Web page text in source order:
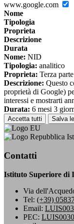
www.google.com
Nome
Tipologia
Proprieta
Descrizione
Durata
Nome: NID
Tipologia: analitico
Proprieta: Terza parte
Descrizione: Questo
proprietà di Google)
interessi e mostrarti
Durata: 6 mesi 3
Accetta tutti Salva
Contatti
Istituto Superiore di
Via
Tel: (+39)
Email:
PEC: